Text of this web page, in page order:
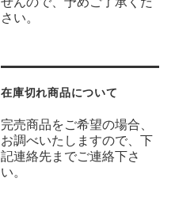
さい。
在庫切れ商品について
完売商品をご希望の場合、
お調べいたしますので、下
記連絡先までご連絡下さ
い。